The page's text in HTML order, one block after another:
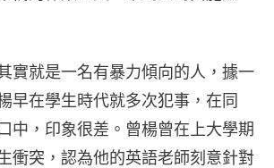
實就是一名有暴力傾向的人，據一
早在學生時代就多次犯事，在同
中，印象很差。曾楊曾在上大學期
衝突，認為他的英語老師刻意針對